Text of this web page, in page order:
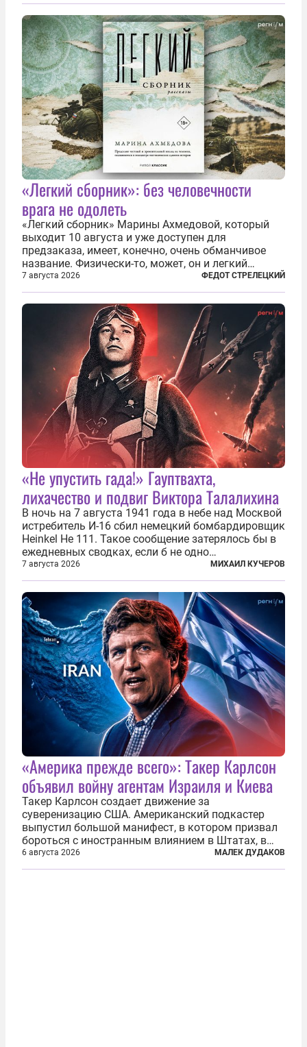
«Легкий сборник»: без человечности
врага не одолеть
«Легкий сборник» Марины Ахмедовой, который
выходит 10 августа и уже доступен для
предзаказа, имеет, конечно, очень обманчивое
название. Физически-то, может, он и легкий
относительно. Но метафизически —
безотносительно тяжелый. Десять рассказов,
каждый из которых напрямую или косвенно (в
основном —...
7 августа 2026 ФЕДОТ СТРЕЛЕЦКИЙ
«Не упустить гада!» Гауптвахта,
лихачество и подвиг Виктора Талалихина
В ночь на 7 августа 1941 года в небе над Москвой
истребитель И-16 сбил немецкий бомбардировщик
Heinkel He 111. Такое сообщение затерялось бы в
ежедневных сводках, если б не одно
обстоятельство. Это был один из первых в
истории отечественной авиации ночных таранов.
У пилота — младшего лейтенанта...
7 августа 2026 МИХАИЛ КУЧЕРОВ
«Америка прежде всего»: Такер Карлсон
объявил войну агентам Израиля и Киева
Такер Карлсон создает движение за
суверенизацию США. Американский подкастер
выпустил большой манифест, в котором призвал
бороться с иностранным влиянием в Штатах, в
первую очередь имея в виду Израиль. А также
прекратить заморские войны, выплатить
6 августа 2026 МАЛЕК ДУДАКОВ